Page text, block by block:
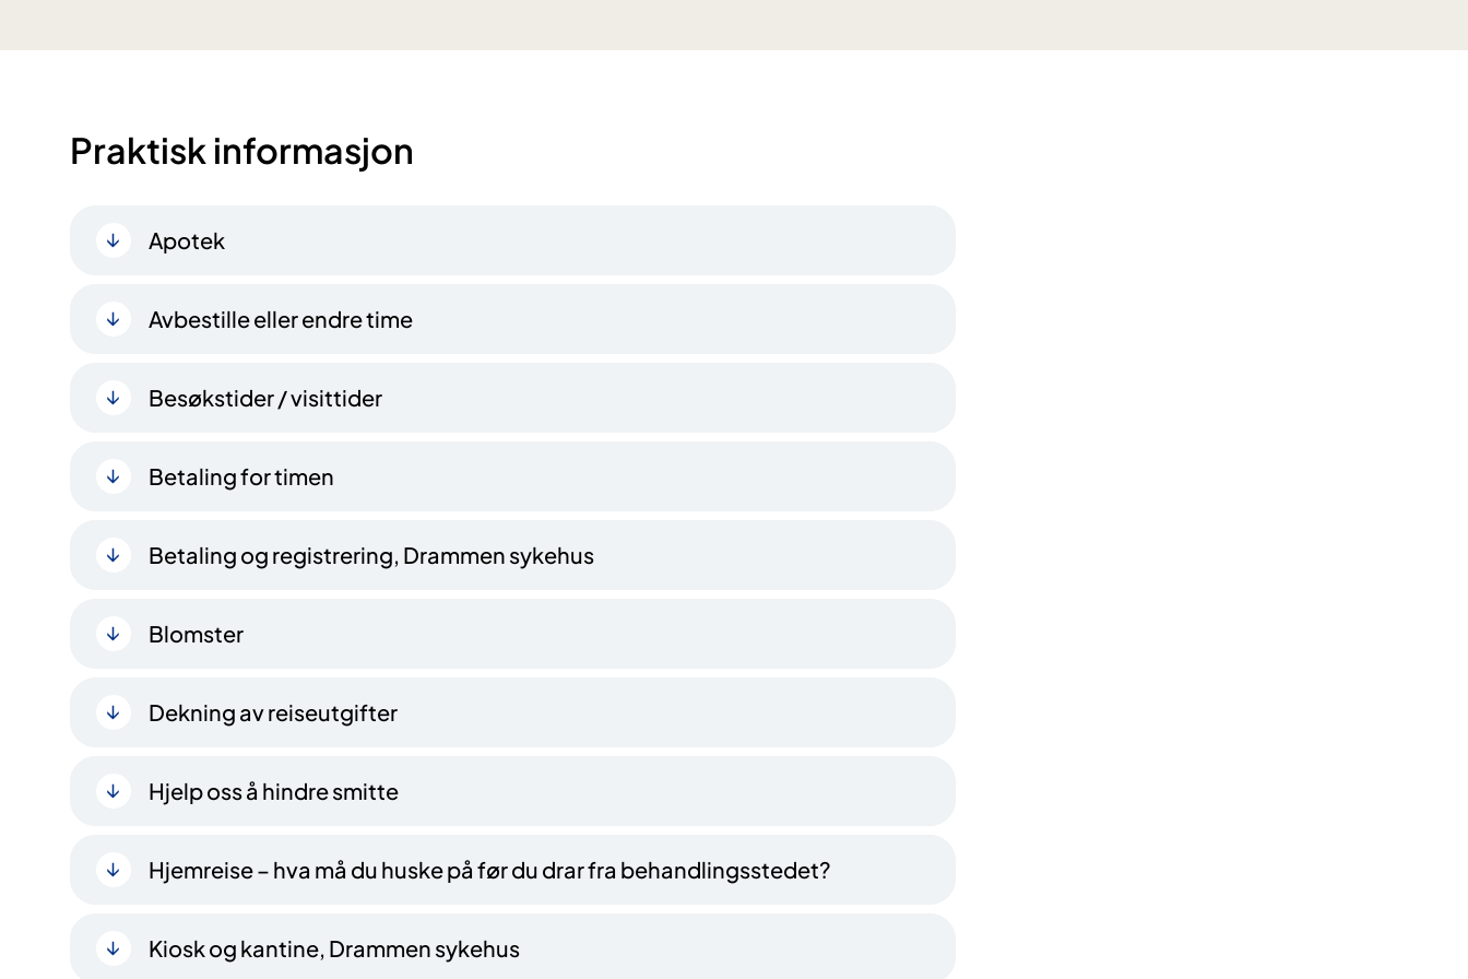
Praktisk informasjon
Apotek
Avbestille eller endre time
Besøkstider / visittider
Betaling for timen
Betaling og registrering, Drammen sykehus
Blomster
Dekning av reiseutgifter
Hjelp oss å hindre smitte
Hjemreise – hva må du huske på før du drar fra behandlingsstedet?
Kiosk og kantine, Drammen sykehus